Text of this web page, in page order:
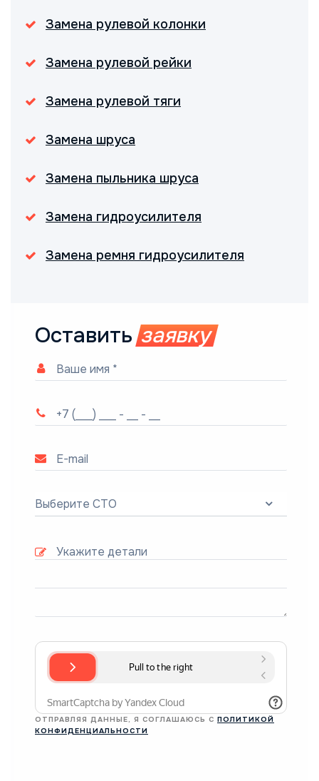
Замена рулевой колонки
Замена рулевой рейки
Замена рулевой тяги
Замена шруса
Замена пыльника шруса
Замена гидроусилителя
Замена ремня гидроусилителя
Оставить заявку
Выберите СТО
ОТПРАВЛЯЯ ДАННЫЕ, Я СОГЛАШАЮСЬ С ПОЛИТИКОЙ
КОНФИДЕНЦИАЛЬНОСТИ